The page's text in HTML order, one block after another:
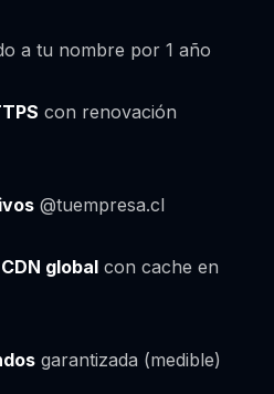
a tu nombre por 1 año
con renovación
@tuempresa.cl
global con cache en
garantizada (medible)